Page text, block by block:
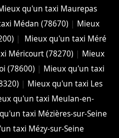
qu'un taxi Maurepas
Médan (78670) | Mieux
|
Mieux qu'un taxi Méré
Méricourt (78270) | Mieux
(78600) | Mieux qu'un taxi
| Mieux qu'un taxi Les
qu'un taxi Meulan-en-
taxi Mézières-sur-Seine
taxi Mézy-sur-Seine